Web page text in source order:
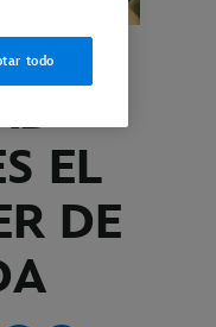
EL
DE
todo